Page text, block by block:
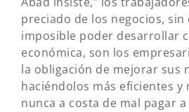
preciado de los negocios, sin
imposible poder desarrollar
económica, son los
la obligación de mejorar sus
haciéndolos más eficientes y
nunca a costa de mal pagar